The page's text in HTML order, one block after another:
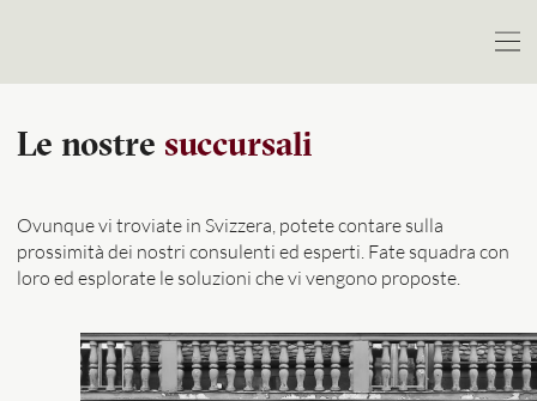
Le nostre succursali
Ovunque vi troviate in Svizzera, potete contare sulla
prossimità dei nostri consulenti ed esperti. Fate squadra con
loro ed esplorate le soluzioni che vi vengono proposte.